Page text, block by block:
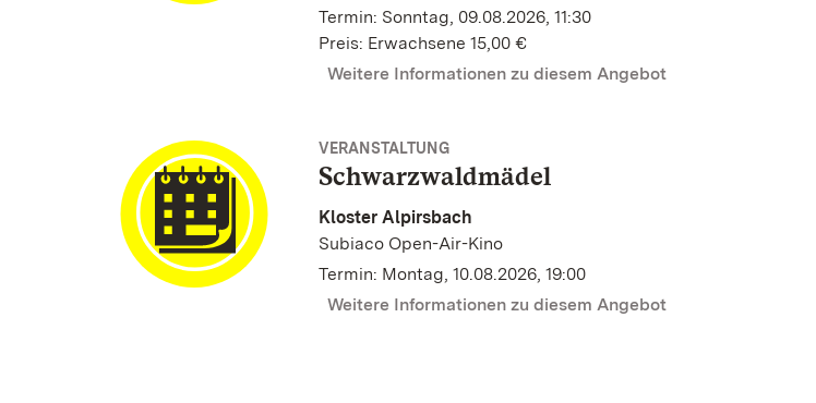
Termin: Sonntag, 09.08.2026, 11:30
Preis: Erwachsene 15,00 €
Weitere Informationen zu diesem Angebot
VERANSTALTUNG
Schwarzwaldmädel
Kloster Alpirsbach
Subiaco Open-Air-Kino
Termin: Montag, 10.08.2026, 19:00
Weitere Informationen zu diesem Angebot